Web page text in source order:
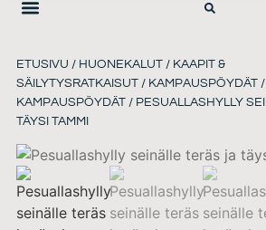
ETUSIVU / HUONEKALUT/ KAAPIT &
SÄILYTYSRATKAISUT/ KAMPAUSPÖYDÄT/
KAMPAUSPÖYDÄT/ PESUALLASHYLLY
TÄYSI TAMMI